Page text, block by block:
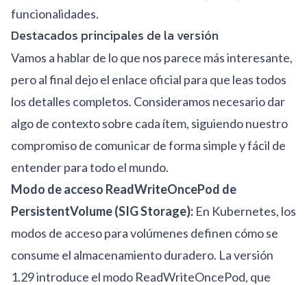
funcionalidades.
Destacados principales de la versión
Vamos a hablar de lo que nos parece más interesante,
pero al final dejo el enlace oficial para que leas todos
los detalles completos. Consideramos necesario dar
algo de contexto sobre cada ítem, siguiendo nuestro
compromiso de comunicar de forma simple y fácil de
entender para todo el mundo.
Modo de acceso ReadWriteOncePod de
PersistentVolume (SIG Storage): En Kubernetes, los
modos de acceso para volúmenes definen cómo se
consume el almacenamiento duradero. La versión
1.29 introduce el modo ReadWriteOncePod, que